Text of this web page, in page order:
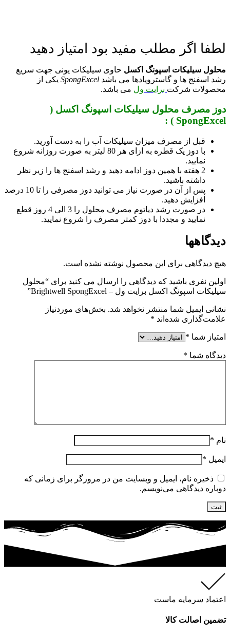
لطفا اگر مطلب مفید بود امتیاز دهید
محلول سیلیکات اسپونگ اکسل حاوی سیلیکات یونی جهت سریع
رشد اسفنج ها و گاستروپادها می باشد SpongExcel یکی از
محصولات شرکت برایت ول می باشد.
دوز مصرف محلول سیلیکات اسپونگ اکسل (
SpongExcel )
:
قبل از مصرف میزان سیلیکات آب را به دست آورید.
با دوز یک قطره به ازای هر 80 لیتر به صورت روزانه شروع
نمایید.
2 هفته با همین دوز ادامه دهید و رشد اسفنج ها را زیر نظر
داشته باشید.
پس از آن در صورت نیاز می توانید دوز مصرفی را تا 10 درصد
افزایش دهید.
در صورت رشد دیاتوم مصرف محلول را 3 الی 4 روز قطع
نمایید و مجددا با دوز کمتر مصرف را شروع نمایید.
دیدگاهها
هیچ دیدگاهی برای این محصول نوشته نشده است.
اولین نفری باشید که دیدگاهی را ارسال می کنید برای “محلول
سیلیکات اسپونگ اکسل برایت ول – Brightwell SpongExcel”
نشانی ایمیل شما منتشر نخواهد شد. بخش‌های موردنیاز
علامت‌گذاری شده‌اند *
امتیاز شما *
دیدگاه شما *
نام *
ایمیل *
ذخیره نام، ایمیل و وبسایت من در مرورگر برای زمانی که
دوباره دیدگاهی می‌نویسم.
اعتماد سرمایه ماست
تضمین اصالت کالا